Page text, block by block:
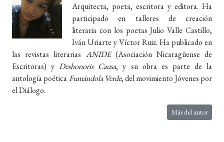
Arquitecta, poeta, escritora y editora. Ha
participado en talleres de creación
literaria con los poetas Julio Valle Castillo,
Iván Uriarte y Víctor Ruiz. Ha publicado en
las revistas literarias ANIDE(Asociación Nicaragüense de
Escritoras) yDeshonoris Causa, y su obra es parte de la
antología poéticaFumándola Verde, del movimiento Jóvenes por
el Diálogo.
Más del autor